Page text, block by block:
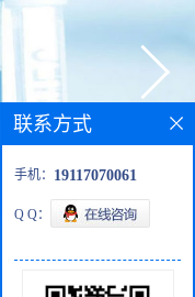
联系方式
手机： 19117070061
Q Q：